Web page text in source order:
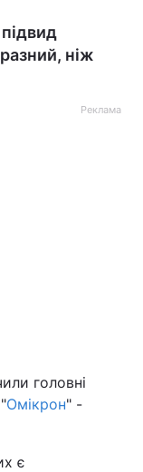
ніж
Реклама
головні
Омікрон" -
є